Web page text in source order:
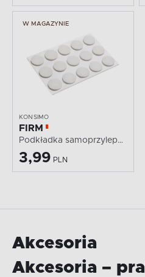
W MAGAZYNIE
KONSIMO
FIRM
Podkładka samoprzylepna
3,99 PLN
Akcesoria
Akcesoria –